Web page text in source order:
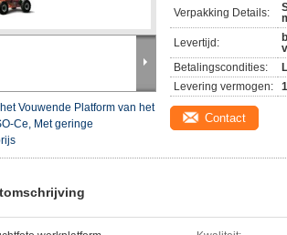
Vouwende Platform van het
Ce, Met geringe
Verpakking Details:
Levertijd:
Betalingscondities:
Levering vermogen:
Contact